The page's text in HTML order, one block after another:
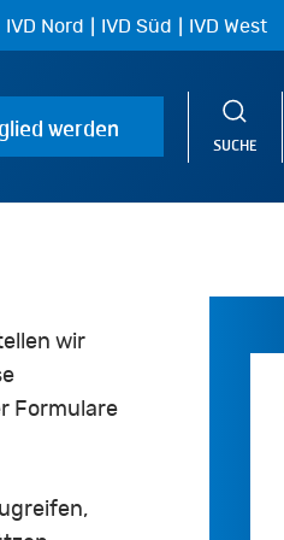
IVD Nord | IVD Süd | IVD West
werden
SUCHE
wir
Formulare